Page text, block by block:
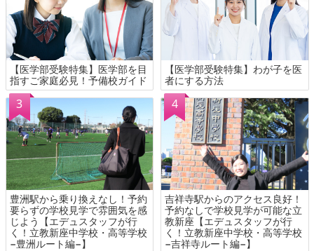
【医学部受験特集】医学部を目
指すご家庭必見！予備校ガイド
【医学部受験特集】わが子を医
者にする方法
豊洲駅から乗り換えなし！予約
要らずの学校見学で雰囲気を感
じよう【エデュスタッフが行
く！立教新座中学校・高等学校
−豊洲ルート編−】
吉祥寺駅からのアクセス良好！
予約なしで学校見学が可能な立
教新座【エデュスタッフが行
く！立教新座中学校・高等学校
−吉祥寺ルート編−】